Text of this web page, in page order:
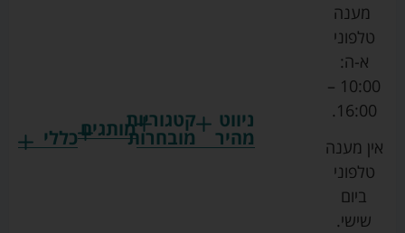
ניווט
מהיר
קטגוריות
מובחרותמותגים
גרקו
כללי
מענה
טלפוני
א-ה:
10:00 –
16:00.
אין מענה
טלפוני
ביום
שישי.